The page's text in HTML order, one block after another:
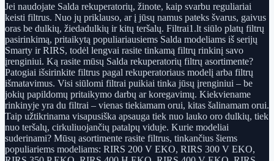
Jei naudojate Salda rekuperatorių, žinote, kaip svarbu reguliariai
keisti filtrus. Nuo jų priklauso, ar į jūsų namus pateks švarus, gaivus
oras be dulkių, žiedadulkių ir kitų teršalų. Filtrai1.lt siūlo platų filtrų
pasirinkimą, pritaikytą populiariausiems Salda modeliams iš serijų
Smarty ir RIRS, todėl lengvai rasite tinkamą filtrų rinkinį savo
įrenginiui. Ką rasite mūsų Salda rekuperatorių filtrų asortimente?
Patogiai išsirinkite filtrus pagal rekuperatoriaus modelį arba filtrų
išmatavimus. Visi siūlomi filtrai puikiai tinka jūsų įrenginiui – be
jokių papildomų pritaikymo darbų ar koregavimų. Kiekviename
rinkinyje yra du filtrai – vienas tiekiamam orui, kitas šalinamam orui.
Taip užtikrinama visapusiška apsauga tiek nuo lauko oro dulkių, tiek
nuo teršalų, cirkuliuojančių patalpų viduje. Kurie modeliai
suderinami? Mūsų asortimente rasite filtrus, tinkančius šiems
populiariems modeliams: RIRS 200 V EKO, RIRS 300 V EKO,